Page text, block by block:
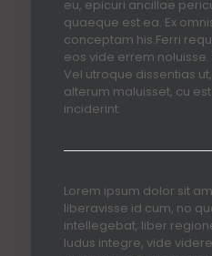
eu, epicuri ancillae
quaeque est ea. Ex
conceptam his.Ferri
eos vide errem
Vel utroque dissentias
alterum maluisset, cu
inciderint.
Lorem ipsum dolor sit
liberavisse id cum, no
intellegebat, liber
ludus integre, vide